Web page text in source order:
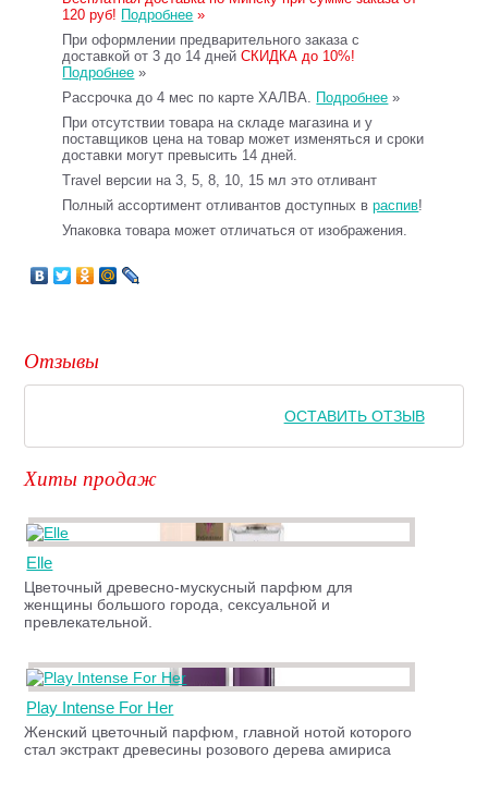
120 руб! Подробнее »
При оформлении предварительного заказа с
доставкой от 3 до 14 днейСКИДКА до 10%!
Подробнее »
Рассрочка до 4 мес по карте ХАЛВА. Подробнее »
При отсутствии товара на складе магазина и у
поставщиков цена на товар может изменяться и сроки
доставки могут превысить 14 дней.
Travel версии на 3, 5, 8, 10, 15 мл это отливант
Полный ассортимент отливантов доступных враспив!
Упаковка товара может отличаться от изображения.
Отзывы
ОСТАВИТЬ ОТЗЫВ
Хиты продаж
Elle
Цветочный древесно-мускусный парфюм для
женщины большого города, сексуальной и
превлекательной.
Play Intense For Her
Женский цветочный парфюм, главной нотой которого
стал экстракт древесины розового дерева амириса